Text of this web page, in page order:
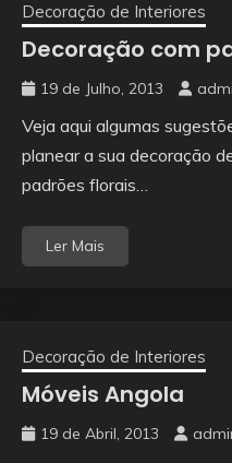
Decoração de Interiores
Decoração com
19 de Julho, 2013
Veja aqui algumas
planear a sua decoração
padrões florais…
Ler Mais
Decoração de Interiores
Móveis Angola
19 de Abril, 2013